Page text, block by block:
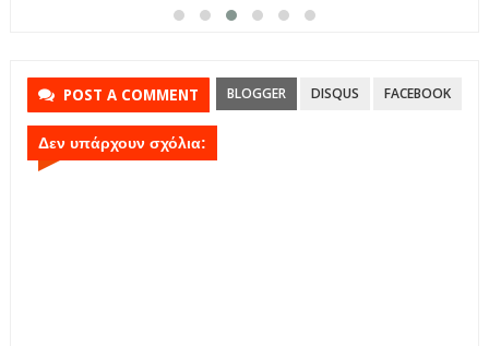
POST A COMMENT BLOGGER DISQUS FACEBOOK
Δεν υπάρχουν σχόλια: